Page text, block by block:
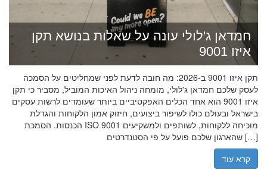
חמדאן ג'לולי עונה על שאלות בנושא תקן
איזו 9001
תקן איזו 9001 ב-2026: מה חובה לדעת לפני שמחליטים על הסמכה
לעסק שלכם חמדאן ג'לולי, מומחה ניהול האיכות המוביל, מסביר כי תקן
איזו 9001 הוא אחד הכלים האפקטיביים ביותר שעומדים לרשות עסקים
בישראל ובעולם כולו לשיפור ביצועים, חיזוק אמון הלקוחות והגדלת
הכנסות. הסמכת ISO 9001 מוכיחה ללקוחות, לשותפים ולמשקיעים
שהארגון שלכם פועל על פי הסטנדרטים […]
קרא עוד